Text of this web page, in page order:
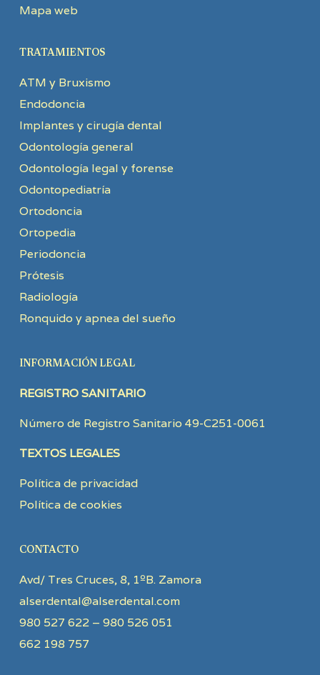
Mapa web
TRATAMIENTOS
ATM y Bruxismo
Endodoncia
Implantes y cirugía dental
Odontología general
Odontología legal y forense
Odontopediatría
Ortodoncia
Ortopedia
Periodoncia
Prótesis
Radiología
Ronquido y apnea del sueño
INFORMACIÓN LEGAL
REGISTRO SANITARIO
Número de Registro Sanitario 49-C251-0061
TEXTOS LEGALES
Política de privacidad
Política de cookies
CONTACTO
Avd/ Tres Cruces, 8, 1ºB. Zamora
alserdental@alserdental.com
980 527 622 – 980 526 051
662 198 757